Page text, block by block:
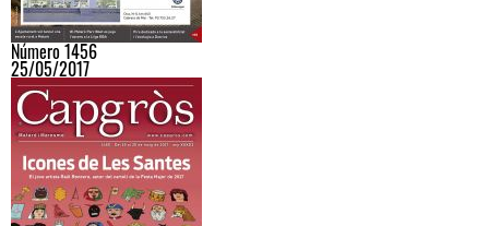
Número 1456
25/05/2017